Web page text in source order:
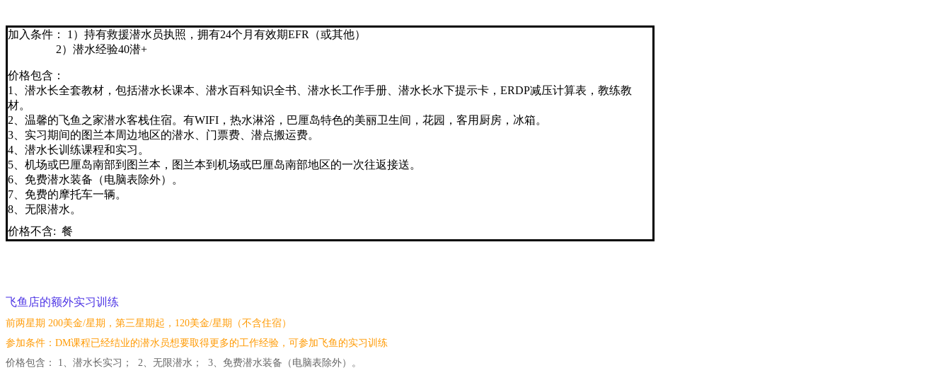
加入条件： 1）持有救援潜水员执照，拥有24个月有效期EFR（或其他）
2）潜水经验40潜+
价格包含：
1、潜水长全套教材，包括潜水长课本、潜水百科知识全书、潜水长工作手册、潜水长水下提示卡，ERDP减压计算表，教练教
材。
2、温馨的飞鱼之家潜水客栈住宿。有WIFI，热水淋浴，巴厘岛特色的美丽卫生间，花园，客用厨房，冰箱。
3、实习期间的图兰本周边地区的潜水、门票费、潜点搬运费。
4、潜水长训练课程和实习。
5、机场或巴厘岛南部到图兰本，图兰本到机场或巴厘岛南部地区的一次往返接送。
6、免费潜水装备（电脑表除外）。
7、免费的摩托车一辆。
8、无限潜水。
价格不含: 餐
飞鱼店的额外实习训练
前两星期 200美金/星期，第三星期起，120美金/星期（不含住宿）
参加条件：DM课程已经结业的潜水员想要取得更多的工作经验，可参加飞鱼的实习训练
价格包含： 1、潜水长实习； 2、无限潜水； 3、免费潜水装备（电脑表除外）。